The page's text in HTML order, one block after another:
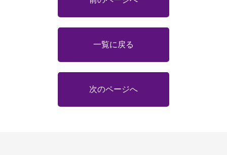
一覧に戻る
次のページへ